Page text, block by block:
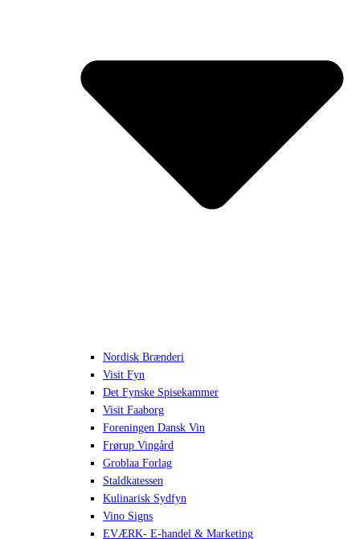
Nordisk Brænderi
Visit Fyn
Det Fynske Spisekammer
Visit Faaborg
Foreningen Dansk Vin
Frørup Vingård
Groblaa Forlag
Staldkatessen
Kulinarisk Sydfyn
Vino Signs
EVÆRK- E-handel & Marketing